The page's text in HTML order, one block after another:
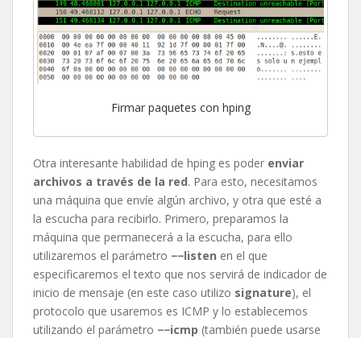
Firmar paquetes con hping
Otra interesante habilidad de hping es poder enviar
archivos a través de la red. Para esto, necesitamos
una máquina que envíe algún archivo, y otra que esté a
la escucha para recibirlo. Primero, preparamos la
máquina que permanecerá a la escucha, para ello
utilizaremos el parámetro −−listen en el que
especificaremos el texto que nos servirá de indicador de
inicio de mensaje (en este caso utilizo signature), el
protocolo que usaremos es ICMP y lo establecemos
utilizando el parámetro −−icmp (también puede usarse